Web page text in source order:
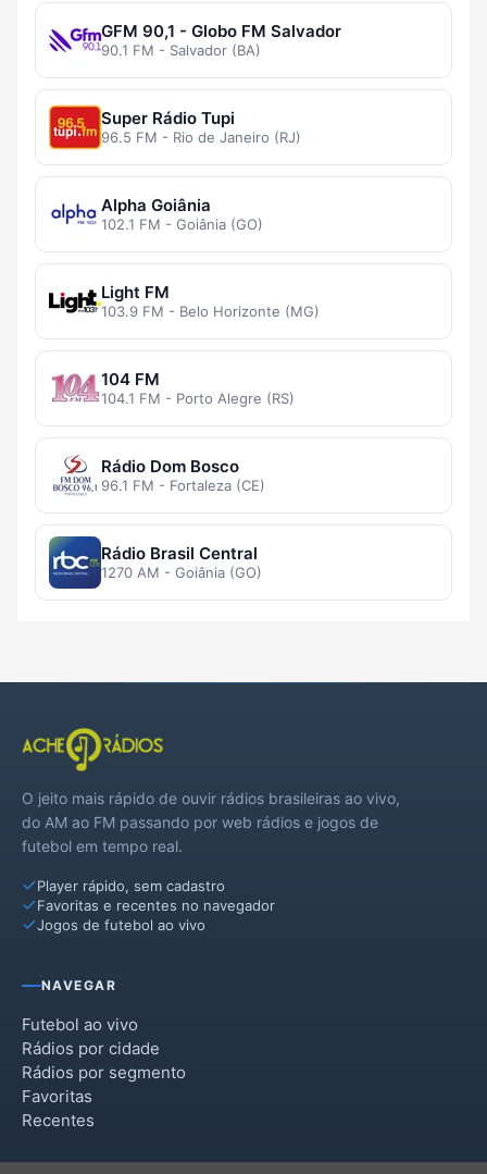
GFM 90,1 - Globo FM Salvador
90.1 FM - Salvador (BA)
Super Rádio Tupi
96.5 FM - Rio de Janeiro (RJ)
Alpha Goiânia
102.1 FM - Goiânia (GO)
Light FM
103.9 FM - Belo Horizonte (MG)
104 FM
104.1 FM - Porto Alegre (RS)
Rádio Dom Bosco
96.1 FM - Fortaleza (CE)
Rádio Brasil Central
1270 AM - Goiânia (GO)
O jeito mais rápido de ouvir rádios brasileiras ao vivo,
do AM ao FM passando por web rádios e jogos de
futebol em tempo real.
Player rápido, sem cadastro
Favoritas e recentes no navegador
Jogos de futebol ao vivo
NAVEGAR
Futebol ao vivo
Rádios por cidade
Rádios por segmento
Favoritas
Recentes